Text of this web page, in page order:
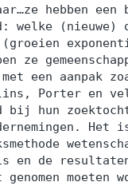
hebben een
welke (nieuwe)
(groeien
ze
een aanpak
Porter en
bij hun
Het
en de
moeten